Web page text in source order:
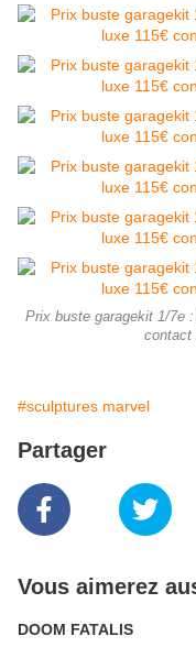
Prix buste garagekit 1/7e
contact
#sculptures marvel
Partager
Vous aimerez
DOOM FATALIS